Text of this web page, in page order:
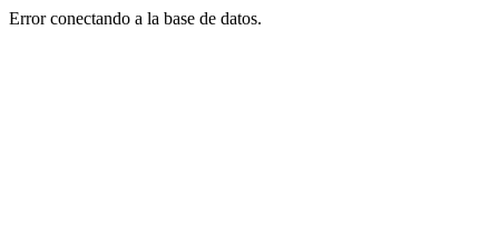
Error conectando a la base de datos.